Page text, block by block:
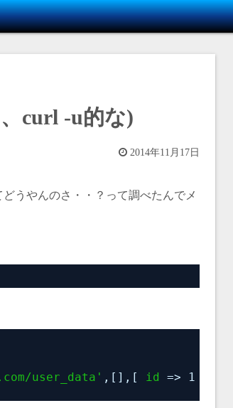
curl -u的な)
2014年11月17日
うやんのさ・・？って調べたんでメ
user_data' ,[],[ id
=> 1 ]);